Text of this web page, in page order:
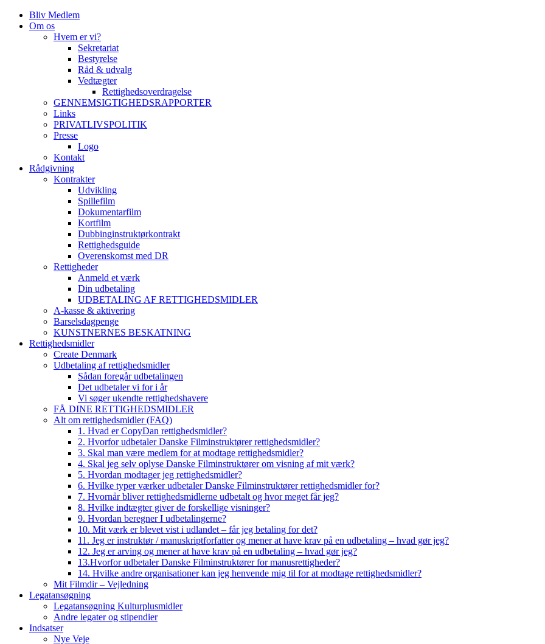
Bliv Medlem
Om os
Hvem er vi?
Sekretariat
Bestyrelse
Råd & udvalg
Vedtægter
Rettighedsoverdragelse
GENNEMSIGTIGHEDSRAPPORTER
Links
PRIVATLIVSPOLITIK
Presse
Logo
Kontakt
Rådgivning
Kontrakter
Udvikling
Spillefilm
Dokumentarfilm
Kortfilm
Dubbinginstruktørkontrakt
Rettighedsguide
Overenskomst med DR
Rettigheder
Anmeld et værk
Din udbetaling
UDBETALING AF RETTIGHEDSMIDLER
A-kasse & aktivering
Barselsdagpenge
KUNSTNERNES BESKATNING
Rettighedsmidler
Create Denmark
Udbetaling af rettighedsmidler
Sådan foregår udbetalingen
Det udbetaler vi for i år
Vi søger ukendte rettighedshavere
FÅ DINE RETTIGHEDSMIDLER
Alt om rettighedsmidler (FAQ)
1. Hvad er CopyDan rettighedsmidler?
2. Hvorfor udbetaler Danske Filminstruktører rettighedsmidler?
3. Skal man være medlem for at modtage rettighedsmidler?
4. Skal jeg selv oplyse Danske Filminstruktører om visning af mit værk?
5. Hvordan modtager jeg rettighedsmidler?
6. Hvilke typer værker udbetaler Danske Filminstruktører rettighedsmidler for?
7. Hvornår bliver rettighedsmidlerne udbetalt og hvor meget får jeg?
8. Hvilke indtægter giver de forskellige visninger?
9. Hvordan beregner I udbetalingerne?
10. Mit værk er blevet vist i udlandet – får jeg betaling for det?
11. Jeg er instruktør / manuskriptforfatter og mener at have krav på en udbetaling – hvad gør jeg?
12. Jeg er arving og mener at have krav på en udbetaling – hvad gør jeg?
13.Hvorfor udbetaler Danske Filminstruktører for manusrettigheder?
14. Hvilke andre organisationer kan jeg henvende mig til for at modtage rettighedsmidler?
Mit Filmdir – Vejledning
Legatansøgning
Legatansøgning Kulturplusmidler
Andre legater og stipendier
Indsatser
Nye Veje